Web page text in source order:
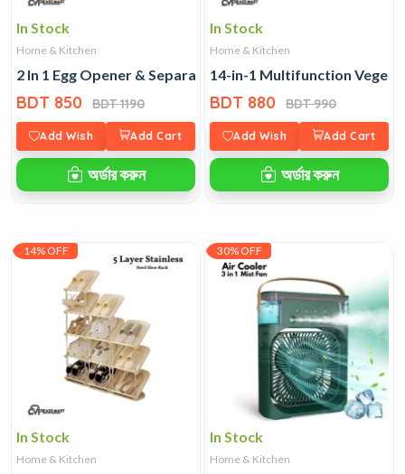
In Stock
Home & Kitchen
2 In 1 Egg Opener & Separator
BDT 850 BDT 1190
Add Wish Add Cart
অর্ডার করুন
In Stock
Home & Kitchen
14-in-1 Multifunction
BDT 880 BDT 990
Add Wish Add Cart
অর্ডার করুন
14% OFF
In Stock
Home & Kitchen
30% OFF
In Stock
Home & Kitchen